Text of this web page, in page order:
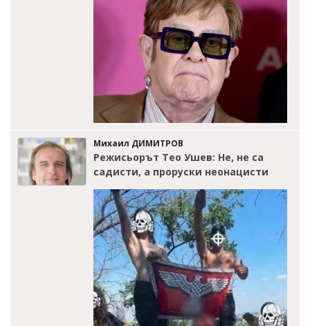
Михаил ДИМИТРОВ
Режисьорът Тео Ушев: Не, не са
садисти, а проруски неонацисти